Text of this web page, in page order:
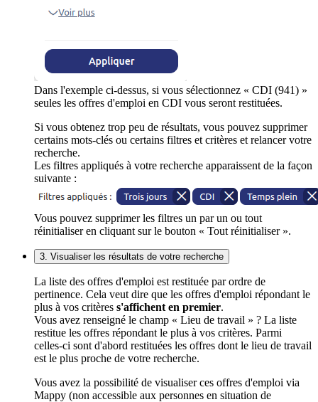
Dans l'exemple ci-dessus, si vous sélectionnez « CDI (941) »
seules les offres d'emploi en CDI vous seront restituées.
Si vous obtenez trop peu de résultats, vous pouvez supprimer
certains mots-clés ou certains filtres et critères et relancer votre
recherche.
Les filtres appliqués à votre recherche apparaissent de la façon
suivante :
Vous pouvez supprimer les filtres un par un ou tout
réinitialiser en cliquant sur le bouton « Tout réinitialiser ».
3. Visualiser les résultats de votre recherche
La liste des offres d'emploi est restituée par ordre de
pertinence. Cela veut dire que les offres d'emploi répondant le
plus à vos critères s'affichent en premier.
Vous avez renseigné le champ « Lieu de travail » ? La liste
restitue les offres répondant le plus à vos critères. Parmi
celles-ci sont d'abord restituées les offres dont le lieu de travail
est le plus proche de votre recherche.
Vous avez la possibilité de visualiser ces offres d'emploi via
Mappy (non accessible aux personnes en situation de